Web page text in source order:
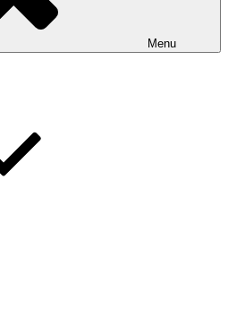
Menu